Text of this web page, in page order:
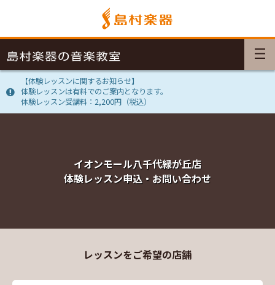
【体験レッスンに関するお知らせ】
体験レッスンは有料でのご案内となります。
体験レッスン受講料：2,200円（税込）
イオンモール八千代緑が丘店
体験レッスン申込・お問い合わせ
レッスンをご希望の店舗